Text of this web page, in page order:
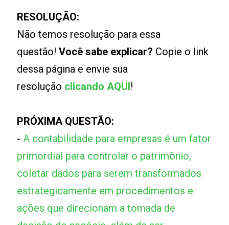
RESOLUÇÃO:
Não temos resolução para essa
questão!Você sabe explicar? Copie o link
dessa página e envie sua
resolução clicando AQUI!
PRÓXIMA QUESTÃO:
-A contabilidade para empresas é um fator
primordial para controlar o patrimônio,
coletar dados para serem transformados
estrategicamente em procedimentos e
ações que direcionam a tomada de